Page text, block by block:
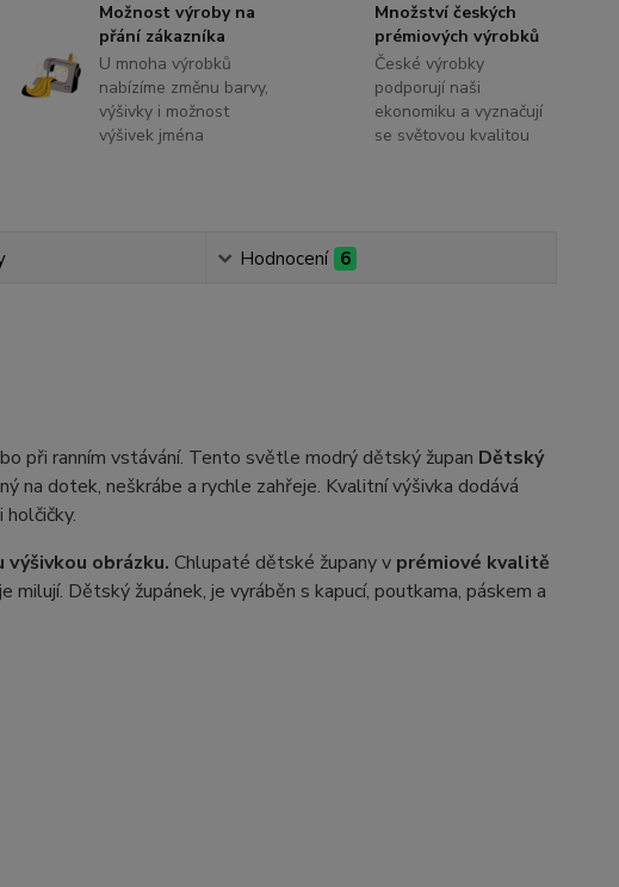
Možnost výroby na
přání zákazníka
U mnoha výrobků
nabízíme změnu barvy,
výšivky i možnost
výšivek jména
Množství českých
prémiových výrobků
České výrobky
podporují naši
ekonomiku a vyznačují
se světovou kvalitou
Hodnocení 6
při ranním vstávání. Tento světle modrý dětský župan Dětský
na dotek, neškrábe a rychle zahřeje. Kvalitní výšivka dodává
obrázku. Chlupaté dětské župany v prémiové kvalitě
Dětský župánek, je vyráběn s kapucí, poutkama, páskem a